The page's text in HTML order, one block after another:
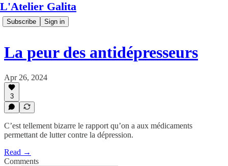
L'Atelier Galita
Subscribe Sign in
La peur des antidépresseurs
Apr 26, 2024
3
C’est tellement bizarre le rapport qu’on a aux médicaments
permettant de lutter contre la dépression.
Read →
Comments